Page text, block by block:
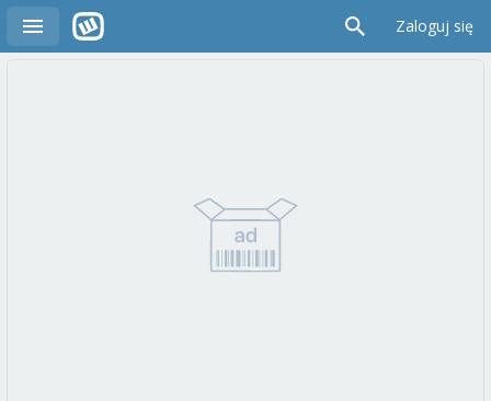
Zaloguj się